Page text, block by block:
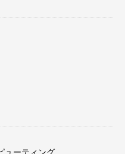
ューティング